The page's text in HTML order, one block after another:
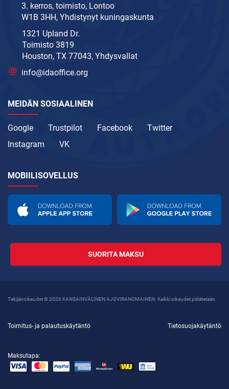
3. kerros, toimisto, Lontoo
W1B 3HH, Yhdistynyt kuningaskunta
1321 Upland Dr.
Toimisto 3819
Houston, TX 77043, Yhdysvallat
info@idaoffice.org
MEIDÄN SOSIAALINEN
Google Trustpilot Facebook
Twitter
Instagram
VK
MOBIILISOVELLUS
SUORITA MAKSU
Tekijänoikeudet © 2026 KANSAINVÄLINEN AJOVIRANOMAINEN. Kaikki oikeudet pidätetään
Toimitus- ja palautuskäytäntö Tietosuojakäytäntö
Maksutapa: